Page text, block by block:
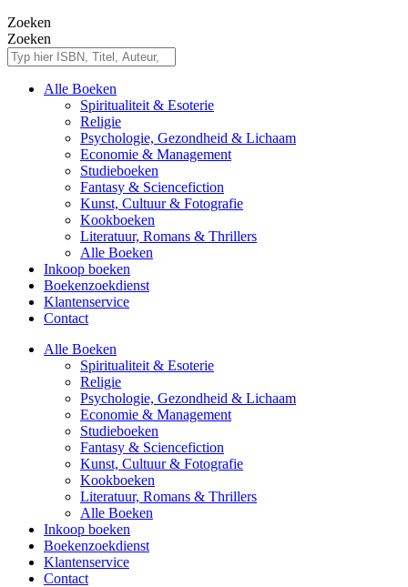
Zoeken
Zoeken
Alle Boeken
Spiritualiteit & Esoterie
Religie
Psychologie, Gezondheid & Lichaam
Economie & Management
Studieboeken
Fantasy & Sciencefiction
Kunst, Cultuur & Fotografie
Kookboeken
Literatuur, Romans & Thrillers
Alle Boeken
Inkoop boeken
Boekenzoekdienst
Klantenservice
Contact
Alle Boeken
Spiritualiteit & Esoterie
Religie
Psychologie, Gezondheid & Lichaam
Economie & Management
Studieboeken
Fantasy & Sciencefiction
Kunst, Cultuur & Fotografie
Kookboeken
Literatuur, Romans & Thrillers
Alle Boeken
Inkoop boeken
Boekenzoekdienst
Klantenservice
Contact